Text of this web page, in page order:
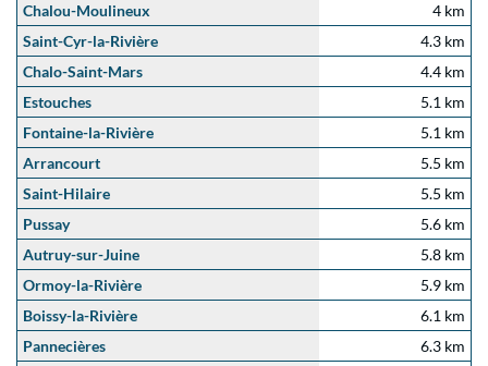
Chalou-Moulineux
4 km
Saint-Cyr-la-Rivière
4.3 km
Chalo-Saint-Mars
4.4 km
Estouches
5.1 km
Fontaine-la-Rivière
5.1 km
Arrancourt
5.5 km
Saint-Hilaire
5.5 km
Pussay
5.6 km
Autruy-sur-Juine
5.8 km
Ormoy-la-Rivière
5.9 km
Boissy-la-Rivière
6.1 km
Pannecières
6.3 km